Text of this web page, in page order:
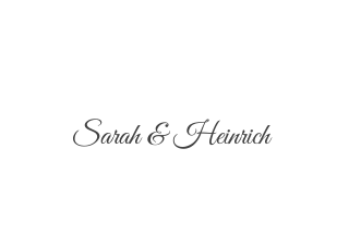
Sarah & Heinrich